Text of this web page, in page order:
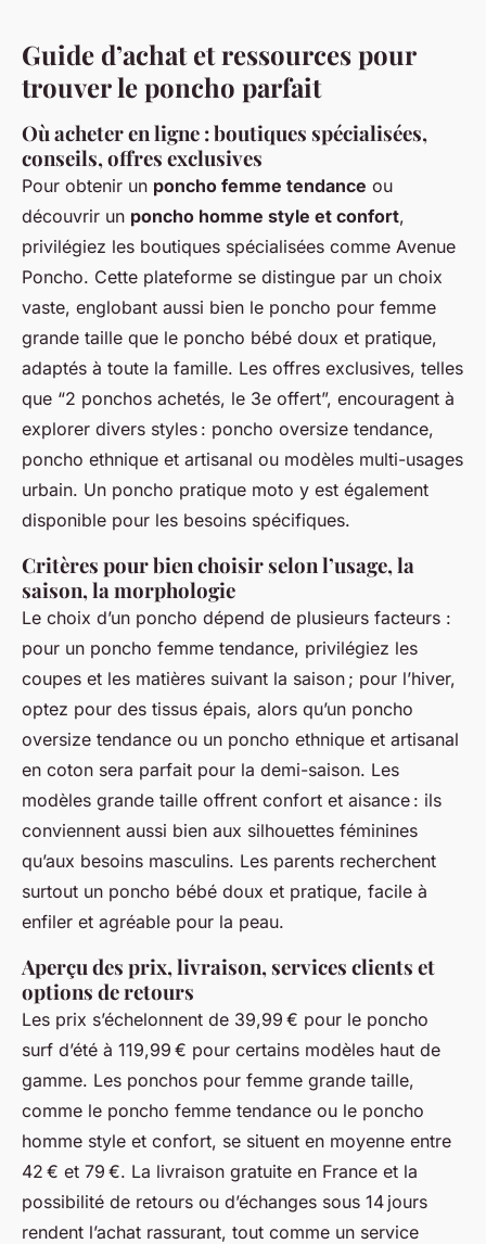
Guide d’achat et ressources pour
trouver le poncho parfait
Où acheter en ligne : boutiques spécialisées,
conseils, offres exclusives
Pour obtenir un poncho femme tendance ou
découvrir un poncho homme style et confort,
privilégiez les boutiques spécialisées comme Avenue
Poncho. Cette plateforme se distingue par un choix
vaste, englobant aussi bien le poncho pour femme
grande taille que le poncho bébé doux et pratique,
adaptés à toute la famille. Les offres exclusives, telles
que “2 ponchos achetés, le 3e offert”, encouragent à
explorer divers styles : poncho oversize tendance,
poncho ethnique et artisanal ou modèles multi-usages
urbain. Un poncho pratique moto y est également
disponible pour les besoins spécifiques.
Critères pour bien choisir selon l’usage, la
saison, la morphologie
Le choix d’un poncho dépend de plusieurs facteurs :
pour un poncho femme tendance, privilégiez les
coupes et les matières suivant la saison ; pour l’hiver,
optez pour des tissus épais, alors qu’un poncho
oversize tendance ou un poncho ethnique et artisanal
en coton sera parfait pour la demi-saison. Les
modèles grande taille offrent confort et aisance : ils
conviennent aussi bien aux silhouettes féminines
qu’aux besoins masculins. Les parents recherchent
surtout un poncho bébé doux et pratique, facile à
enfiler et agréable pour la peau.
Aperçu des prix, livraison, services clients et
options de retours
Les prix s’échelonnent de 39,99 € pour le poncho
surf d’été à 119,99 € pour certains modèles haut de
gamme. Les ponchos pour femme grande taille,
comme le poncho femme tendance ou le poncho
homme style et confort, se situent en moyenne entre
42 € et 79 €. La livraison gratuite en France et la
possibilité de retours ou d’échanges sous 14 jours
rendent l’achat rassurant, tout comme un service